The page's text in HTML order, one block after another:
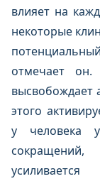
влияет на
некоторые
отмечает он.
высвобождает
этого
у человека
сокращений,